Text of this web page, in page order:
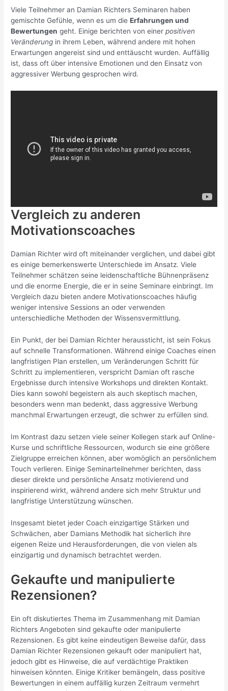
Viele Teilnehmer an Damian Richters Seminaren haben
gemischte Gefühle, wenn es um dieErfahrungen und
Bewertungen geht. Einige berichten von einerpositiven
Veränderung in ihrem Leben, während andere mit hohen
Erwartungen angereist sind und enttäuscht wurden. Auffällig
ist, dass oft über intensive Emotionen und den Einsatz von
aggressiver Werbung gesprochen wird.
Vergleich zu anderen
Motivationscoaches
Damian Richter wird oft miteinander verglichen, und dabei gibt
es einige bemerkenswerte Unterschiede im Ansatz. Viele
Teilnehmer schätzen seine leidenschaftliche Bühnenpräsenz
und die enorme Energie, die er in seine Seminare einbringt. Im
Vergleich dazu bieten andere Motivationscoaches häufig
weniger intensive Sessions an oder verwenden
unterschiedliche Methoden der Wissensvermittlung.
Ein Punkt, der bei Damian Richter heraussticht, ist sein Fokus
auf schnelle Transformationen. Während einige Coaches einen
langfristigen Plan erstellen, um Veränderungen Schritt für
Schritt zu implementieren, verspricht Damian oft rasche
Ergebnisse durch intensive Workshops und direkten Kontakt.
Dies kann sowohl begeistern als auch skeptisch machen,
besonders wenn man bedenkt, dass aggressive Werbung
manchmal Erwartungen erzeugt, die schwer zu erfüllen sind.
Im Kontrast dazu setzen viele seiner Kollegen stark auf Online-
Kurse und schriftliche Ressourcen, wodurch sie eine größere
Zielgruppe erreichen können, aber womöglich an persönlichem
Touch verlieren. Einige Seminarteilnehmer berichten, dass
dieser direkte und persönliche Ansatz motivierend und
inspirierend wirkt, während andere sich mehr Struktur und
langfristige Unterstützung wünschen.
Insgesamt bietet jeder Coach einzigartige Stärken und
Schwächen, aber Damians Methodik hat sicherlich ihre
eigenen Reize und Herausforderungen, die von vielen als
einzigartig und dynamisch betrachtet werden.
Gekaufte und manipulierte
Rezensionen?
Ein oft diskutiertes Thema im Zusammenhang mit Damian
Richters Angeboten sind gekaufte oder manipulierte
Rezensionen. Es gibt keine eindeutigen Beweise dafür, dass
Damian Richter Rezensionen gekauft oder manipuliert hat,
jedoch gibt es Hinweise, die auf verdächtige Praktiken
hinweisen könnten. Einige Kritiker bemängeln, dass positive
Bewertungen in einem auffällig kurzen Zeitraum vermehrt